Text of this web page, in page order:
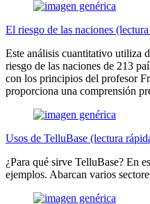
El riesgo de las naciones
Este análisis cuantitativo utiliza
riesgo de las naciones de 213
con los principios del profesor
proporciona una comprensión
Usos de TelluBase (lectura
¿Para qué sirve TelluBase? En
ejemplos. Abarcan varios